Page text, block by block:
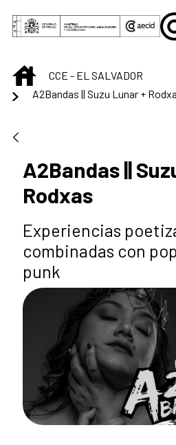
Saut au contenu principal
INICIOCCE - EL SALVADOR
A2Bandas || Suzu Lunar +
A2Bandas ||
Rodxas
Experiencias
combinadas con
punk